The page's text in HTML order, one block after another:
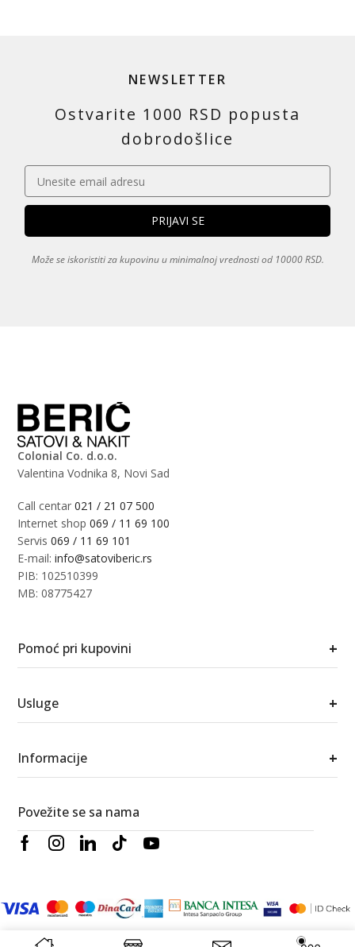
NEWSLETTER
Ostvarite 1000 RSD popusta
dobrodošlice
Može se iskoristiti za kupovinu u minimalnoj vrednosti od 10000 RSD.
Colonial Co. d.o.o.
Valentina Vodnika 8, Novi Sad
Call centar021 / 21 07 500
Internet shop069 / 11 69 100
Servis069 / 11 69 101
E-mail:info@satoviberic.rs
PIB: 102510399
MB: 08775427
Pomoć pri kupovini +
Usluge +
Informacije +
Povežite se sa nama